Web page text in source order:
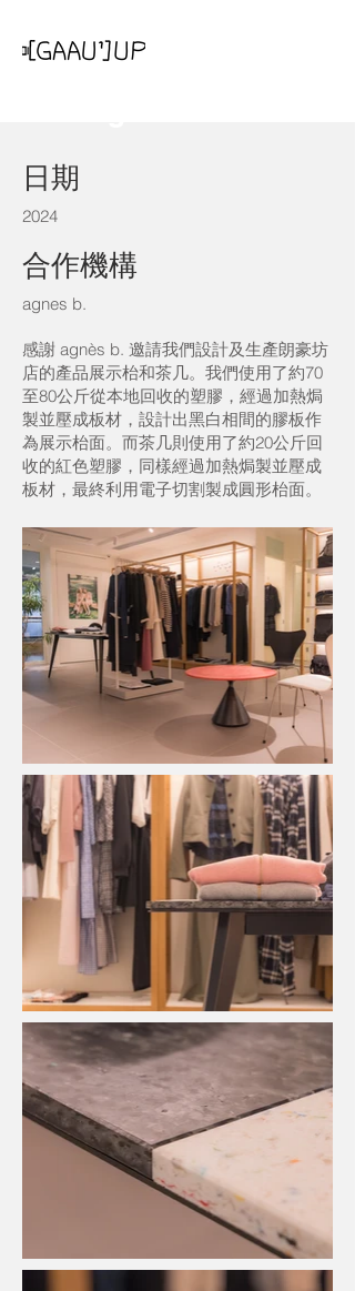
日期
2024
合作機構
agnes b.
感謝 agnès b. 邀請我們設計及生產朗豪坊
店的產品展示枱和茶几。我們使用了約70
至80公斤從本地回收的塑膠，經過加熱焗
製並壓成板材，設計出黑白相間的膠板作
為展示枱面。而茶几則使用了約20公斤回
收的紅色塑膠，同樣經過加熱焗製並壓成
板材，最終利用電子切割製成圓形枱面。